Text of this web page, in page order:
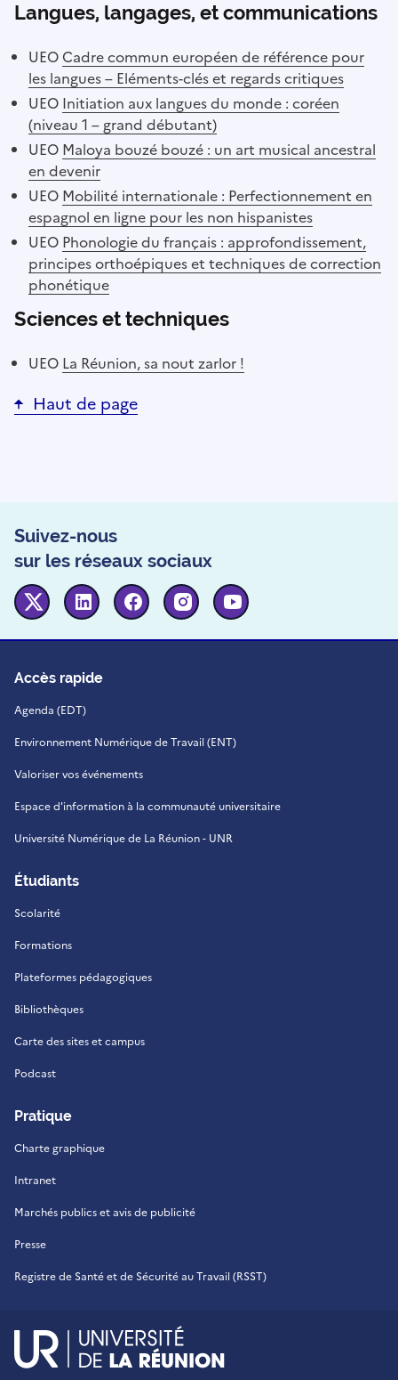
Langues, langages, et communications
UEO Cadre commun européen de référence pour
les langues – Eléments-clés et regards critiques
UEO Initiation aux langues du monde : coréen
(niveau 1 – grand débutant)
UEO Maloya bouzé bouzé : un art musical ancestral
en devenir
UEO Mobilité internationale : Perfectionnement en
espagnol en ligne pour les non hispanistes
UEO Phonologie du français : approfondissement,
principes orthoépiques et techniques de correction
phonétique
Sciences et techniques
UEO La Réunion, sa nout zarlor !
Haut de page
Suivez-nous
sur les réseaux sociaux
Twitter Linkedin FacebookInstagram
Accès rapide
Agenda (EDT)
Environnement Numérique de Travail (ENT)
Valoriser vos événements
Espace d'information à la communauté universitaire
Université Numérique de La Réunion - UNR
Étudiants
Scolarité
Formations
Plateformes pédagogiques
Bibliothèques
Carte des sites et campus
Podcast
Pratique
Charte graphique
Intranet
Marchés publics et avis de publicité
Presse
Registre de Santé et de Sécurité au Travail (RSST)